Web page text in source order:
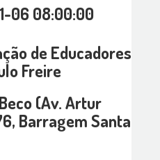
06 08:00:00
de Educadores
Freire
(Av. Artur
Barragem Santa